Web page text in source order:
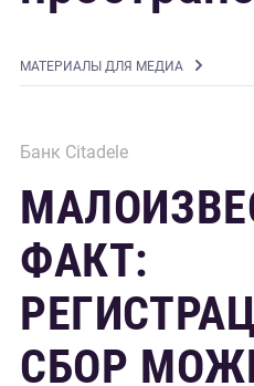
MАТЕРИАЛЫ ДЛЯ МЕДИА
Банк Citadele
ФАКТ:
СБОР